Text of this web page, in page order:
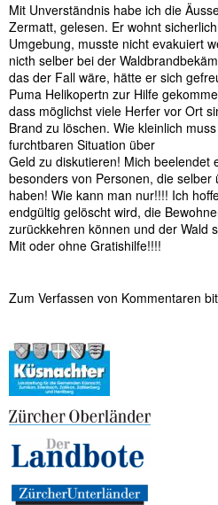
l
w
ö
r
t
e
r
Mit Unverständnis habe ich die
Zermatt, gelesen. Er wohnt
Umgebung, musste nicht evakuiert
nicth selber bei der
das der Fall wäre, hätte er sich
Puma Helikopertn zur Hilfe
dass möglichst viele Herfer vor Ort
Brand zu löschen. Wie kleinlich
furchtbaren Situation über
Geld zu diskutieren! Mich beelendet
besonders von Personen, die selber
haben! Wie kann man nur!!!! Ich
endgültig gelöscht wird, die
zurückkehren können und der Wald
Mit oder ohne Gratishilfe!!!!
Zum Verfassen von Kommentaren